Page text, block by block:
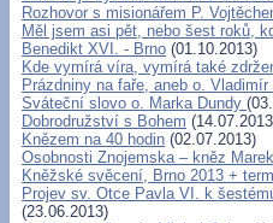
Rozhovor s misionářem P.
Měl jsem asi pět, nebo šest roků,
Benedikt XVI. - Brno (01.10.2013)
Kde vymírá víra, vymírá také
Prázdniny na faře, aneb o.
Sváteční slovo o. Marka Dundy
Dobrodružství s Bohem
Knězem na 40 hodin (02.07.2013)
Osobnosti Znojemska – kněz
Kněžské svěcení, Brno 2013 +
Projev sv. Otce Pavla VI. k
(23.06.2013)